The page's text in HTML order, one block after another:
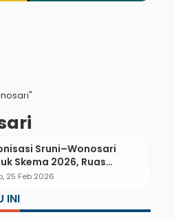
Sruni–Wonosari
Skema 2026, Ruas
Dialokasikan
25 Feb 2026
INI